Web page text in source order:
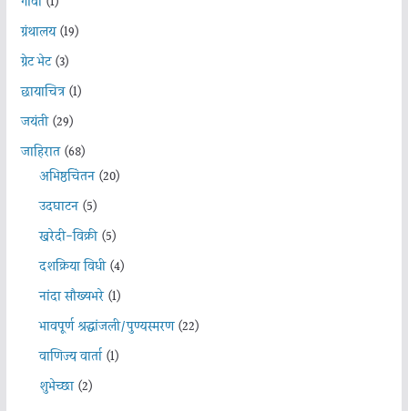
ग्रंथालय(19)
ग्रेट भेट(3)
छायाचित्र(1)
जयंती(29)
जाहिरात(68)
अभिष्ठचिंतन(20)
उदघाटन(5)
खरेदी-विक्री(5)
दशक्रिया विधी(4)
नांदा सौख्यभरे(1)
भावपूर्ण श्रद्धांजली/पुण्यस्मरण(22)
वाणिज्य वार्ता(1)
शुभेच्छा(2)